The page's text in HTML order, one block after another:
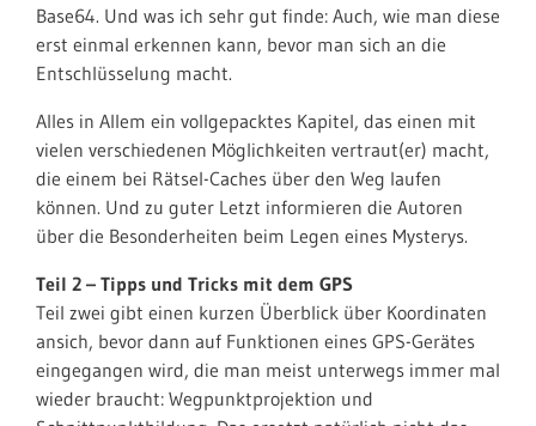
Base64. Und was ich sehr gut finde: Auch, wie man diese
erst einmal erkennen kann, bevor man sich an die
Entschlüsselung macht.
Alles in Allem ein vollgepacktes Kapitel, das einen mit
vielen verschiedenen Möglichkeiten vertraut(er) macht,
die einem bei Rätsel-Caches über den Weg laufen
können. Und zu guter Letzt informieren die Autoren
über die Besonderheiten beim Legen eines Mysterys.
Teil 2 – Tipps und Tricks mit dem GPS
Teil zwei gibt einen kurzen Überblick über Koordinaten
ansich, bevor dann auf Funktionen eines GPS-Gerätes
eingegangen wird, die man meist unterwegs immer mal
wieder braucht: Wegpunktprojektion und